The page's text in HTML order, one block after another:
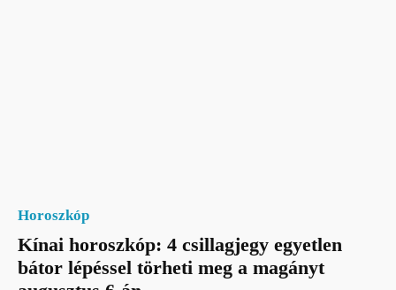
Horoszkóp
Kínai horoszkóp: 4 csillagjegy egyetlen
bátor lépéssel törheti meg a magányt